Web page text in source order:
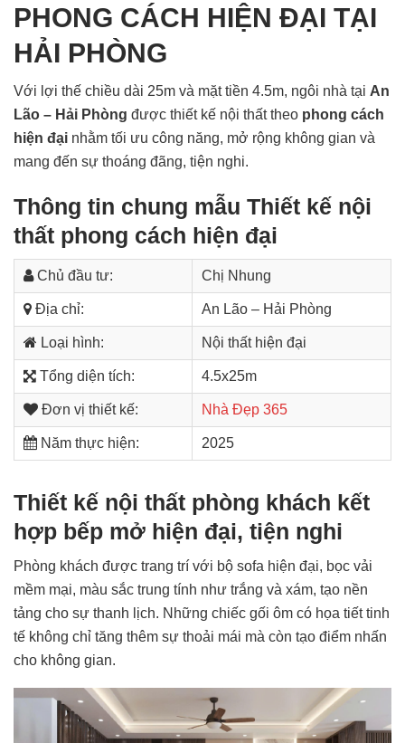
PHONG CÁCH HIỆN ĐẠI TẠI
HẢI PHÒNG
Với lợi thế chiều dài 25m và mặt tiền 4.5m, ngôi nhà tại An
Lão – Hải Phòng được thiết kế nội thất theo phong cách
hiện đại nhằm tối ưu công năng, mở rộng không gian và
mang đến sự thoáng đãng, tiện nghi.
Thông tin chung mẫu Thiết kế nội
thất phong cách hiện đại
Chủ đầu tư: Chị Nhung
Địa chỉ: An Lão – Hải Phòng
Loại hình: Nội thất hiện đại
Tổng diện tích: 4.5x25m
Đơn vị thiết kế: Nhà Đẹp 365
Năm thực hiện: 2025
Thiết kế nội thất phòng khách kết
hợp bếp mở hiện đại, tiện nghi
Phòng khách được trang trí với bộ sofa hiện đại, bọc vải
mềm mại, màu sắc trung tính như trắng và xám, tạo nền
tảng cho sự thanh lịch. Những chiếc gối ôm có họa tiết tinh
tế không chỉ tăng thêm sự thoải mái mà còn tạo điểm nhấn
cho không gian.